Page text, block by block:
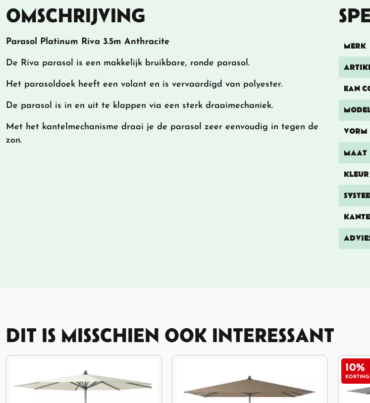
OMSCHRIJVING
Parasol Platinum Riva 3.5m Anthracite
De Riva parasol is een makkelijk bruikbare, ronde parasol.
Het parasoldoek heeft een volant en is vervaardigd van polyester.
De parasol is in en uit te klappen via een sterk draaimechaniek.
Met het kantelmechanisme draai je de parasol zeer eenvoudig in tegen de
zon.
MERK
EAN
VORM
MAAT
KLEUR
DIT IS MISSCHIEN OOK INTERESSANT
11%
KORTING